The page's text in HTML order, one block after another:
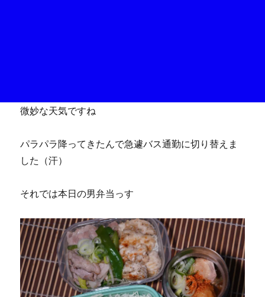
微妙な天気ですね
パラパラ降ってきたんで急遽バス通勤に切り替えま
した（汗）
それでは本日の男弁当っす